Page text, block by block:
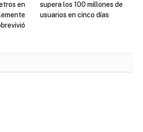
en
supera los 100 millones de
usuarios en cinco días